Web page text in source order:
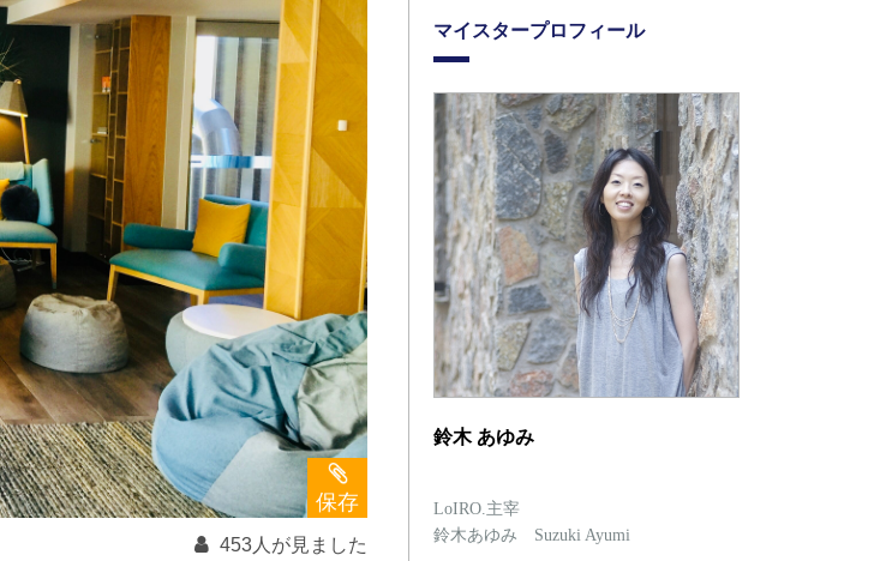
保存
453人が見ました
マイスタープロフィール
鈴木 あゆみ
LoIRO.主宰
鈴木あゆみ Suzuki Ayumi